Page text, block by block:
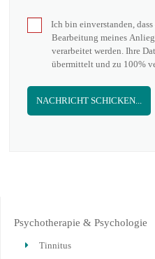
Ich bin einverstanden,
Bearbeitung meines
verarbeitet werden. Ihre
übermittelt und zu 100%
NACHRICHT SCHICKEN...
Psychotherapie & Psychologie
Tinnitus